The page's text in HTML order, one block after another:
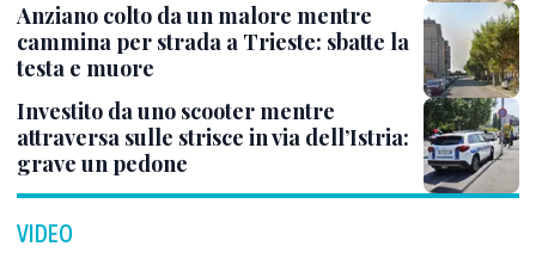
Anziano colto da un malore mentre
cammina per strada a Trieste: sbatte la
testa e muore
Investito da uno scooter mentre
attraversa sulle strisce in via dell’Istria:
grave un pedone
VIDEO